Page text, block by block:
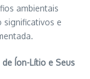
ambientais
significativos e
de Íon-Lítio e Seus